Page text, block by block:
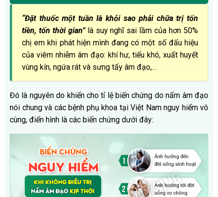
“Đặt thuốc một tuần là khỏi sao phải chữa trị tốn
tiền, tốn thời gian” là suy nghĩ sai lầm của hơn 50%
chị em khi phát hiện mình đang có một số đấu hiệu
của viêm nhiễm âm đạo: khí hư, tiểu khó, xuất huyết
vùng kín, ngứa rát và sưng tấy âm đạo,…
Đó là nguyên do khiến cho tỉ lệ biến chứng do nấm âm đạo
nói chung và các bệnh phụ khoa tại Việt Nam nguy hiểm vô
cùng, điển hình là các biến chứng dưới đây: